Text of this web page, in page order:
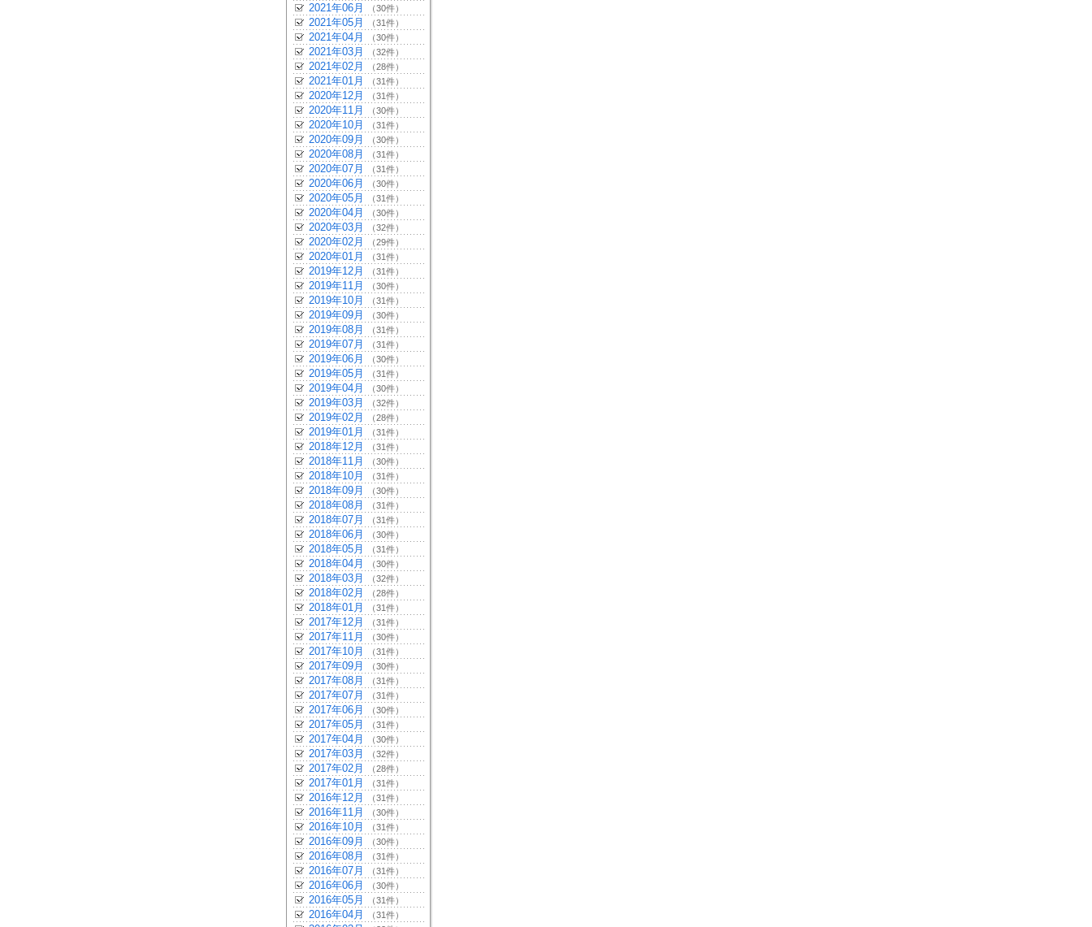
2021年06月 （30件）
2021年05月 （31件）
2021年04月 （30件）
2021年03月 （32件）
2021年02月 （28件）
2021年01月 （31件）
2020年12月 （31件）
2020年11月 （30件）
2020年10月 （31件）
2020年09月 （30件）
2020年08月 （31件）
2020年07月 （31件）
2020年06月 （30件）
2020年05月 （31件）
2020年04月 （30件）
2020年03月 （32件）
2020年02月 （29件）
2020年01月 （31件）
2019年12月 （31件）
2019年11月 （30件）
2019年10月 （31件）
2019年09月 （30件）
2019年08月 （31件）
2019年07月 （31件）
2019年06月 （30件）
2019年05月 （31件）
2019年04月 （30件）
2019年03月 （32件）
2019年02月 （28件）
2019年01月 （31件）
2018年12月 （31件）
2018年11月 （30件）
2018年10月 （31件）
2018年09月 （30件）
2018年08月 （31件）
2018年07月 （31件）
2018年06月 （30件）
2018年05月 （31件）
2018年04月 （30件）
2018年03月 （32件）
2018年02月 （28件）
2018年01月 （31件）
2017年12月 （31件）
2017年11月 （30件）
2017年10月 （31件）
2017年09月 （30件）
2017年08月 （31件）
2017年07月 （31件）
2017年06月 （30件）
2017年05月 （31件）
2017年04月 （30件）
2017年03月 （32件）
2017年02月 （28件）
2017年01月 （31件）
2016年12月 （31件）
2016年11月 （30件）
2016年10月 （31件）
2016年09月 （30件）
2016年08月 （31件）
2016年07月 （31件）
2016年06月 （30件）
2016年05月 （31件）
2016年04月 （31件）